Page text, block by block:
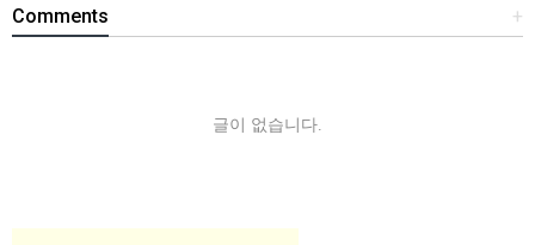
+
Comments
글이 없습니다.